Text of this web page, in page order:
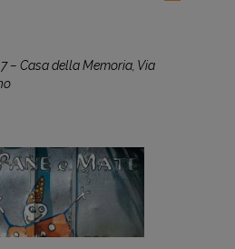
– Casa della Memoria, Via